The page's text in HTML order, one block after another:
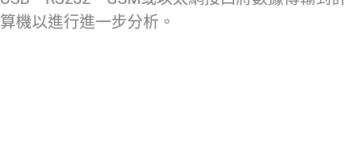
算機以進行進一步分析。